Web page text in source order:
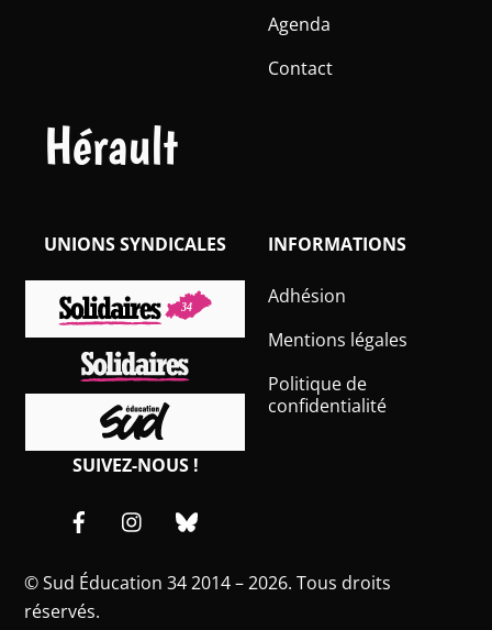
Hérault
Agenda
Contact
INFORMATIONS
Adhésion
Mentions légales
Politique de
confidentialité
SUIVEZ-NOUS !
FacebookInstagram
UNIONS SYNDICALES
©Sud Éducation 342014 – 2026. Tous droits
réservés.